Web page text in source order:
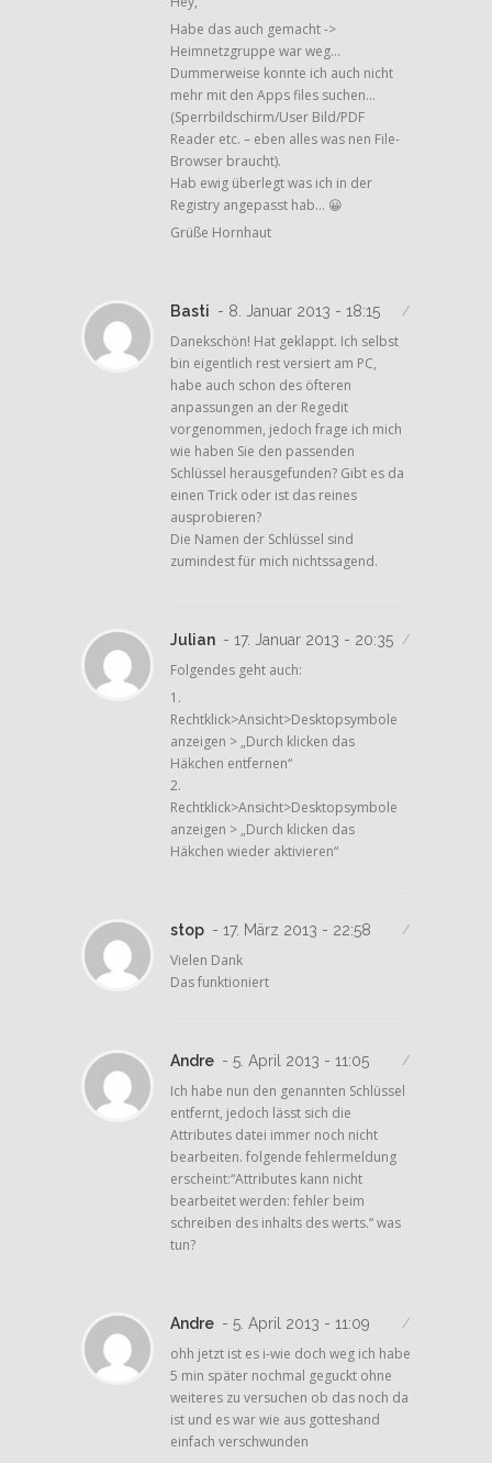
Habe das auch gemacht ->
Heimnetzgruppe war weg…
Dummerweise konnte ich auch nicht
mehr mit den Apps files suchen…
(Sperrbildschirm/User Bild/PDF
Reader etc. – eben alles was nen File-
Browser braucht).
Hab ewig überlegt was ich in der
Registry angepasst hab… 😀
Grüße Hornhaut
Basti - 8. Januar 2013 - 18:15 /
Danekschön! Hat geklappt. Ich selbst
bin eigentlich rest versiert am PC,
habe auch schon des öfteren
anpassungen an der Regedit
vorgenommen, jedoch frage ich mich
wie haben Sie den passenden
Schlüssel herausgefunden? Gibt es da
einen Trick oder ist das reines
ausprobieren?
Die Namen der Schlüssel sind
zumindest für mich nichtssagend.
Julian - 17. Januar 2013 - 20:35 /
Folgendes geht auch:
1.
Rechtklick>Ansicht>Desktopsymbole
anzeigen > „Durch klicken das
Häkchen entfernen“
2.
Rechtklick>Ansicht>Desktopsymbole
anzeigen > „Durch klicken das
Häkchen wieder aktivieren“
stop - 17. März 2013 - 22:58 /
Vielen Dank
Das funktioniert
Andre - 5. April 2013 - 11:05 /
Ich habe nun den genannten Schlüssel
entfernt, jedoch lässt sich die
Attributes datei immer noch nicht
bearbeiten. folgende fehlermeldung
erscheint:“Attributes kann nicht
bearbeitet werden: fehler beim
schreiben des inhalts des werts.“ was
tun?
Andre - 5. April 2013 - 11:09 /
ohh jetzt ist es i-wie doch weg ich habe
5 min später nochmal geguckt ohne
weiteres zu versuchen ob das noch da
ist und es war wie aus gotteshand
einfach verschwunden